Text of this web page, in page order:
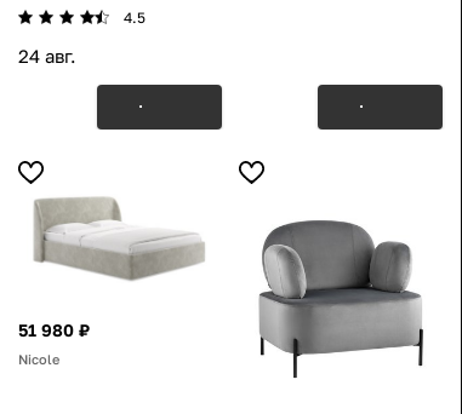
4.5
24 авг.
51 980 ₽
Nicole